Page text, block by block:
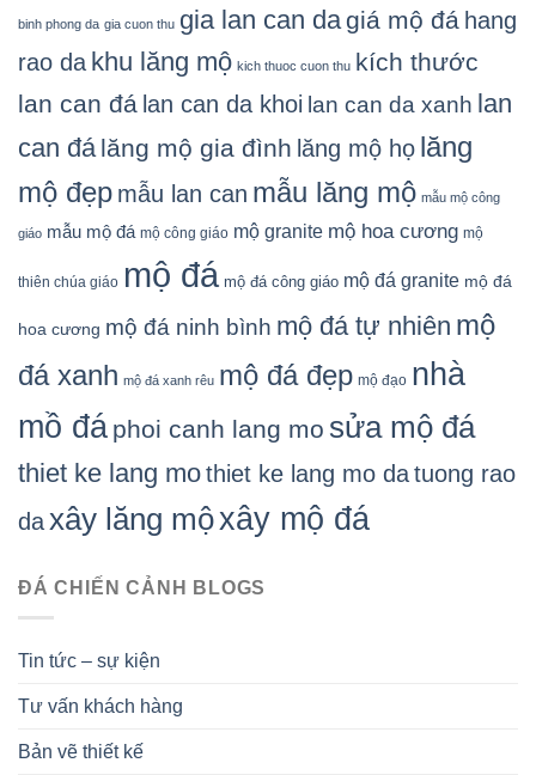
binh phong da gia cuon thu gia lan can dagiá mộ đá hang
rao da khu lăng mộ kich thuoc cuon thu kích thước
lan can đá lan can da khoi lan can da xanh lan
can đá lăng mộ gia đình lăng mộ họ lăng
mộ đẹp mẫu lan can mẫu lăng mộ mẫu mộ công
giáo mẫu mộ đá mộ công giáo mộ granite mộ hoa cương mộ
thiên chúa giáo mộ đá mộ đá công giáo mộ đá granite mộ đá
hoa cương mộ đá ninh bình mộ đá tự nhiên mộ
đá xanh mộ đá xanh rêu mộ đá đẹp mộ đạo nhà
mồ đá phoi canh lang mo sửa mộ đá
thiet ke lang mothiet ke lang mo datuong rao
daxây lăng mộxây mộ đá
ĐÁ CHIẾN CẢNH BLOGS
Tin tức – sự kiện
Tư vấn khách hàng
Bản vẽ thiết kế